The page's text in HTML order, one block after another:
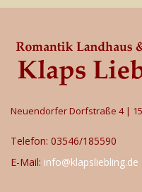
Neuendorfer Dorfstraße 4 |
Telefon: 03546/185590
E-Mail: info@klapsliebling.de